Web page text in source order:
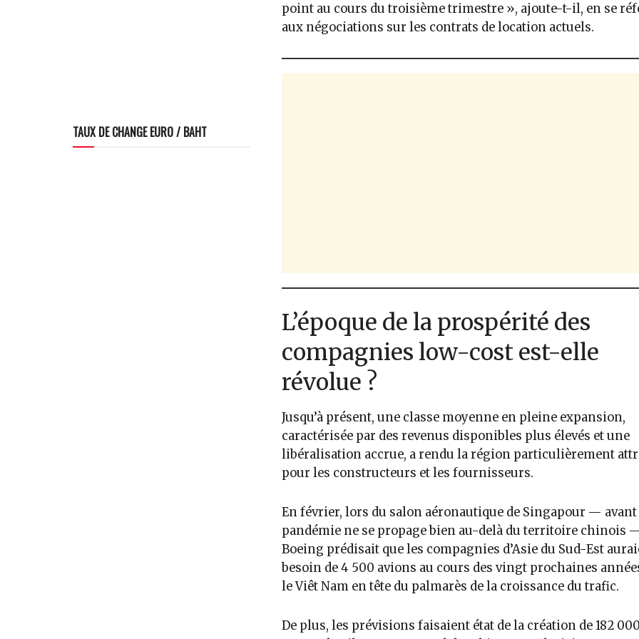
point au cours du troisième trimestre », ajoute-t-il, en se
aux négociations sur les contrats de location actuels.
L’époque de la prospérité des
compagnies low-cost est-elle
révolue ?
Jusqu’à présent, une classe moyenne en pleine expansion,
caractérisée par des revenus disponibles plus élevés et une
libéralisation accrue, a rendu la région particulièrement
pour les constructeurs et les fournisseurs.
En février, lors du salon aéronautique de Singapour — avant
pandémie ne se propage bien au-delà du territoire chinois
Boeing prédisait que les compagnies d’Asie du Sud-Est
besoin de 4 500 avions au cours des vingt prochaines
le Viêt Nam en tête du palmarès de la croissance du trafic.
De plus, les prévisions faisaient état de la création de 182 000
TAUX DE CHANGE EURO / BAHT